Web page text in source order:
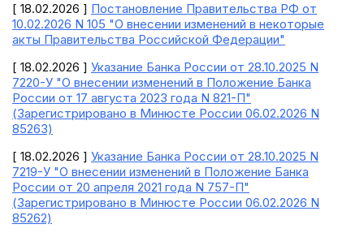
[ 18.02.2026 ] Постановление Правительства РФ от
10.02.2026 N 105 "О внесении изменений в некоторые
акты Правительства Российской Федерации"
[ 18.02.2026 ] Указание Банка России от 28.10.2025 N
7220-У "О внесении изменений в Положение Банка
России от 17 августа 2023 года N 821-П"
(Зарегистрировано в Минюсте России 06.02.2026 N
85263)
[ 18.02.2026 ] Указание Банка России от 28.10.2025 N
7219-У "О внесении изменений в Положение Банка
России от 20 апреля 2021 года N 757-П"
(Зарегистрировано в Минюсте России 06.02.2026 N
85262)